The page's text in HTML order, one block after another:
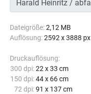
Dateigröße:2,12 MB
Auflösung:2592 x 3888 px
Druckauflösung:
300 dpi: 22 x 33 cm
150 dpi: 44 x 66 cm
72 dpi: 91 x 137 cm